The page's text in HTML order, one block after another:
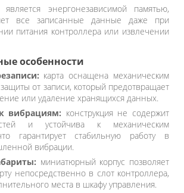
является энергонезависимой памятью,
все записанные данные даже при
питания контроллера или извлечении
особенности
карта оснащена механическим
от записи, который предотвращает
или удаление хранящихся данных.
вибрациям: конструкция не содержит
и устойчива к механическим
гарантирует стабильную работу в
вибрации.
миниатюрный корпус позволяет
непосредственно в слот контроллера,
места в шкафу управления.